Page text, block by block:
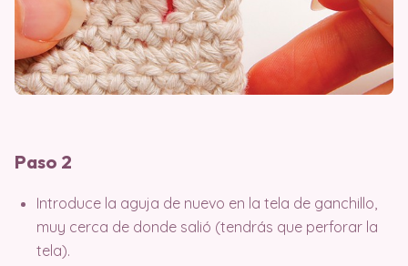
Paso 2
Introduce la aguja de nuevo en la tela de ganchillo,
muy cerca de donde salió (tendrás que perforar la
tela).